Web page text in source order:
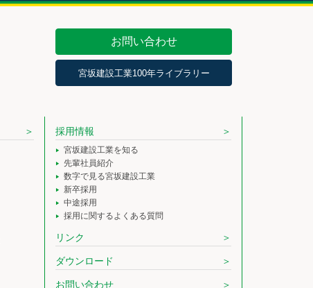
お問い合わせ
宮坂建設工業100年ライブラリー
採用情報
宮坂建設工業を知る
先輩社員紹介
数字で見る宮坂建設工業
新卒採用
中途採用
採用に関するよくある質問
リンク
ダウンロード
お問い合わせ